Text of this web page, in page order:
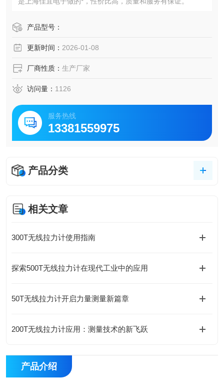
产品型号：
更新时间： 2026-01-08
厂商性质： 生产厂家
访问量： 1126
服务热线
13381559975
产品分类
相关文章
300T无线拉力计使用指南
探索500T无线拉力计在现代工业中的应用
50T无线拉力计开启力量测量新篇章
200T无线拉力计应用：测量技术的新飞跃
产品介绍